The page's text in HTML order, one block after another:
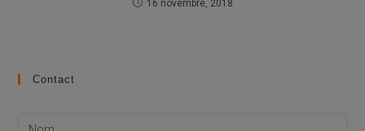
16 novembre, 2018
Contact